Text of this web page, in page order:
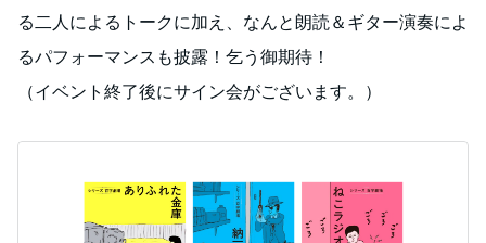
る二人によるトークに加え、なんと朗読＆ギター演奏によ
るパフォーマンスも披露！乞う御期待！
（イベント終了後にサイン会がございます。）